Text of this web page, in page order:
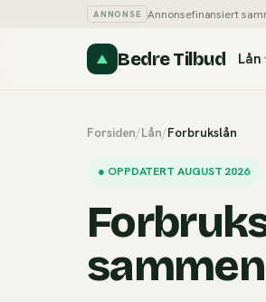
ANNONSE Annonsefinansiert
Bedre Tilbud Lån
Forsiden/Lån/Forbrukslån
● OPPDATERT AUGUST 2026